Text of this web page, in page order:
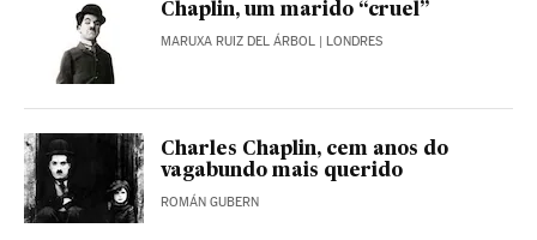
Chaplin, um marido “cruel”
MARUXA RUIZ DEL ÁRBOL | LONDRES
Charles Chaplin, cem anos do
vagabundo mais querido
ROMÁN GUBERN